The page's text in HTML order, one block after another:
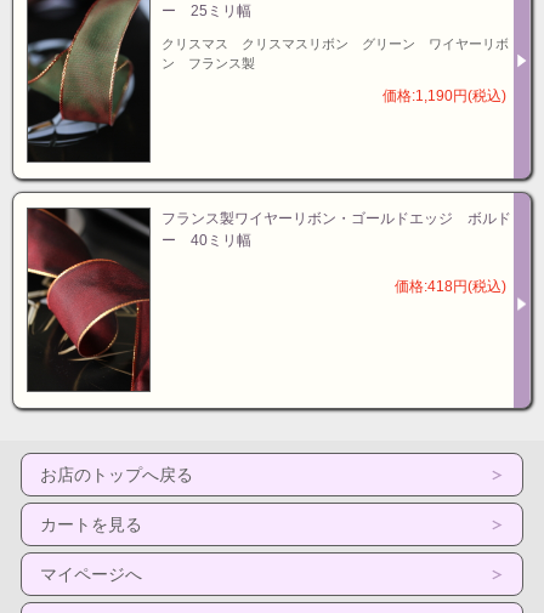
ー 25ミリ幅
クリスマス クリスマスリボン グリーン ワイヤーリボ
ン フランス製
価格:1,190円(税込)
フランス製ワイヤーリボン・ゴールドエッジ ボルド
ー 40ミリ幅
価格:418円(税込)
お店のトップへ戻る
カートを見る
マイページへ